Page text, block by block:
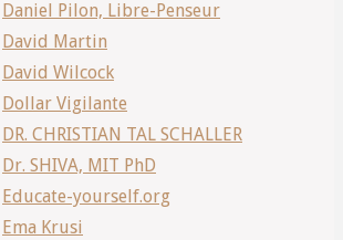
Daniel Pilon, Libre-Penseur
David Martin
David Wilcock
Dollar Vigilante
DR. CHRISTIAN TAL SCHALLER
Dr. SHIVA, MIT PhD
Educate-yourself.org
Ema Krusi